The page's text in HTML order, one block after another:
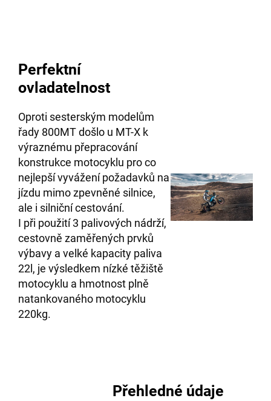
Perfektní
ovladatelnost
Oproti sesterským modelům
řady 800MT došlo u MT-X k
výraznému přepracování
konstrukce motocyklu pro co
nejlepší vyvážení požadavků na
jízdu mimo zpevněné silnice,
ale i silniční cestování.
I při použití 3 palivových nádrží,
cestovně zaměřených prvků
výbavy a velké kapacity paliva
22l, je výsledkem nízké těžiště
motocyklu a hmotnost plně
natankovaného motocyklu
220kg.
Přehledné údaje